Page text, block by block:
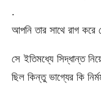
.
আপনি তার সাথে রাগ করে
সে ইতিমধ্যে সিদ্ধান্ত
ছিল কিন্তু ভাগ্যের কি